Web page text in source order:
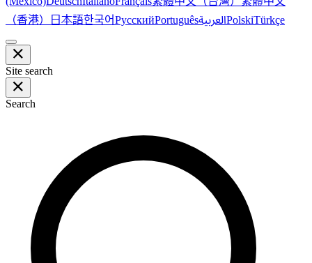
（香港） 日本語한국어РусскийPortuguêsالعربيةPolskiTürkçe
Site search
Search